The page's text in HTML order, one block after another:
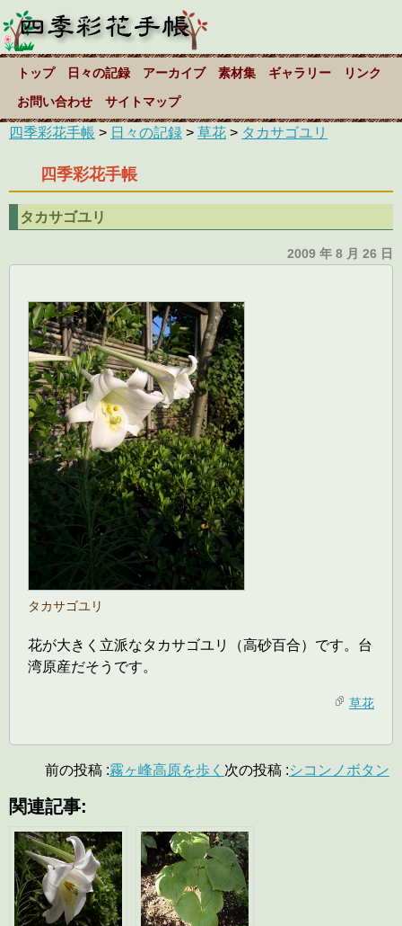
トップ 日々の記録 アーカイブ 素材集 ギャラリー リンク
お問い合わせ サイトマップ
四季彩花手帳 > 日々の記録 > 草花 > タカサゴユリ
四季彩花手帳
タカサゴユリ
2009 年 8 月 26 日
タカサゴユリ
花が大きく立派なタカサゴユリ（高砂百合）です。台
湾原産だそうです。
草花
前の投稿 :霧ヶ峰高原を歩く 次の投稿 :シコンノボタン
関連記事: